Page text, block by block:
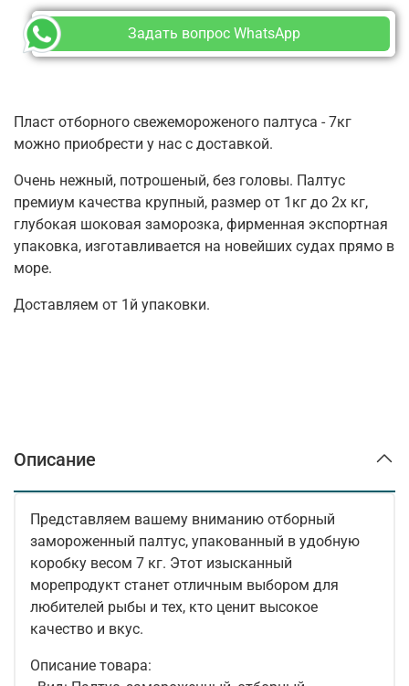
Задать вопрос WhatsApp
Пласт отборного свежемороженого палтуса - 7кг
можно приобрести у нас с доставкой.
Очень нежный, потрошеный, без головы. Палтус
премиум качества крупный, размер от 1кг до 2х кг,
глубокая шоковая заморозка, фирменная экспортная
упаковка, изготавливается на новейших судах прямо в
море.
Доставляем от 1й упаковки.
Описание
Представляем вашему вниманию отборный
замороженный палтус, упакованный в удобную
коробку весом 7 кг. Этот изысканный
морепродукт станет отличным выбором для
любителей рыбы и тех, кто ценит высокое
качество и вкус.
Описание товара: